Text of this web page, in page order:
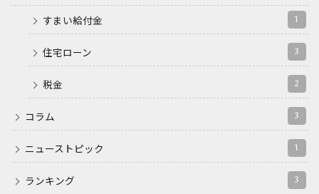
すまい給付金 1
住宅ローン 3
税金 2
コラム 3
ニューストピック 1
ランキング 3